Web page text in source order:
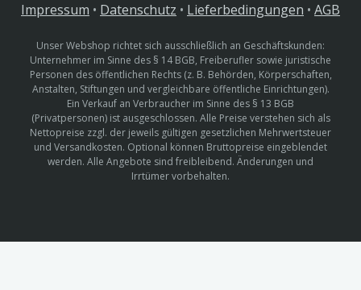
Impressum • Datenschutz • Lieferbedingungen • AGB
Unser Webshop richtet sich ausschließlich an Geschäftskunden:
Unternehmer im Sinne des § 14 BGB, Freiberufler sowie juristische
Personen des öffentlichen Rechts (z. B. Behörden, Körperschaften,
Anstalten, Stiftungen und vergleichbare öffentliche Einrichtungen).
Ein Verkauf an Verbraucher im Sinne des § 13 BGB
(Privatpersonen) ist ausgeschlossen. Alle Preise verstehen sich als
Nettopreise zzgl. der jeweils gültigen gesetzlichen Mehrwertsteuer
und Versandkosten. Optional können Bruttopreise eingeblendet
werden. Alle Angebote sind freibleibend. Änderungen und
Irrtümer vorbehalten.